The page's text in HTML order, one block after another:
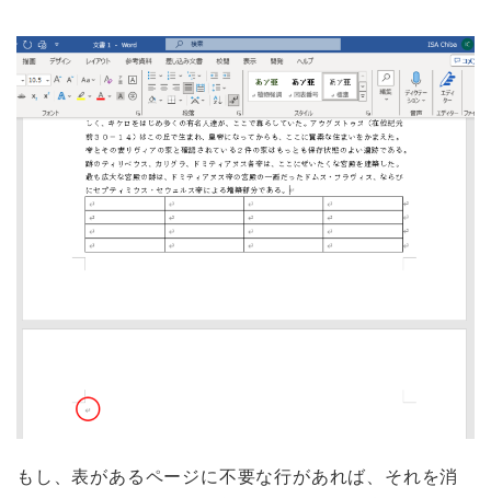
もし、表があるページに不要な行があれば、それを消